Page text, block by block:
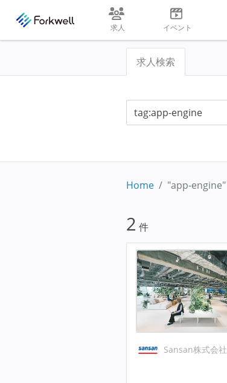
求人 イベント
求人検索
Home "app-engine"
2 件
Sansan株式会社